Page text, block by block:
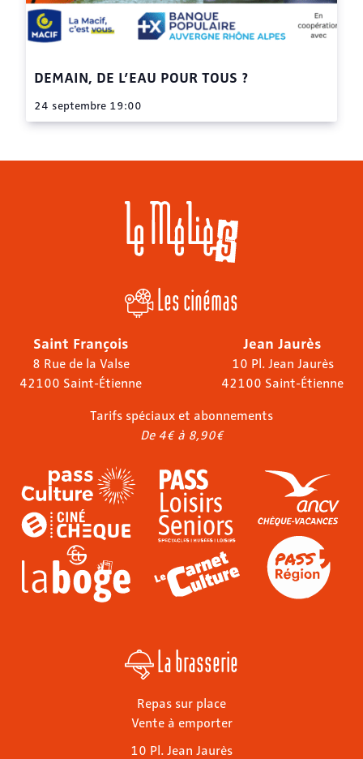
DEMAIN, DE L’EAU POUR TOUS ?
24 septembre 19:00
Les cinémas
Saint François
8 Rue de la Valse
42100 Saint-Étienne
Jean Jaurès
10 Pl. Jean Jaurès
42100 Saint-Étienne
Tarifs spéciaux et abonnements
De 4€ à 8,90€
La brasserie
Repas sur place
Vente à emporter
10 Pl. Jean Jaurès